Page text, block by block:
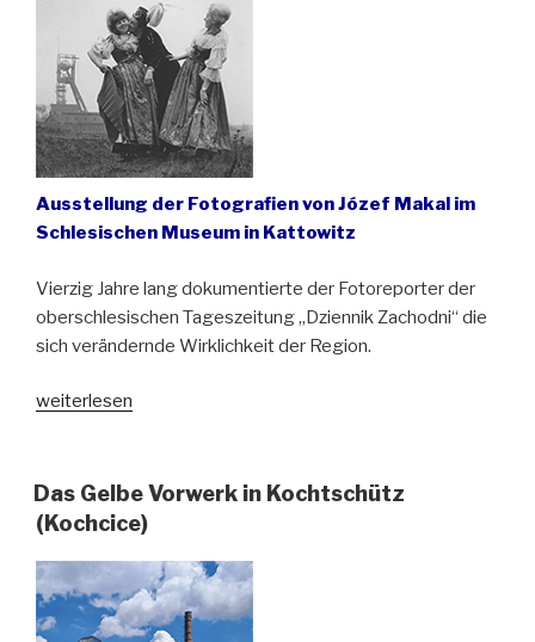
Ausstellung der Fotografien von Józef Makal im
Schlesischen Museum in Kattowitz
Vierzig Jahre lang dokumentierte der Fotoreporter der
oberschlesischen Tageszeitung „Dziennik Zachodni“ die
sich verändernde Wirklichkeit der Region.
„Vier
eine
Perspektive
eine
wiedergefundene
Fotosammlung“
weiterlesen
Das Gelbe Vorwerk in Kochtschütz
(Kochcice)